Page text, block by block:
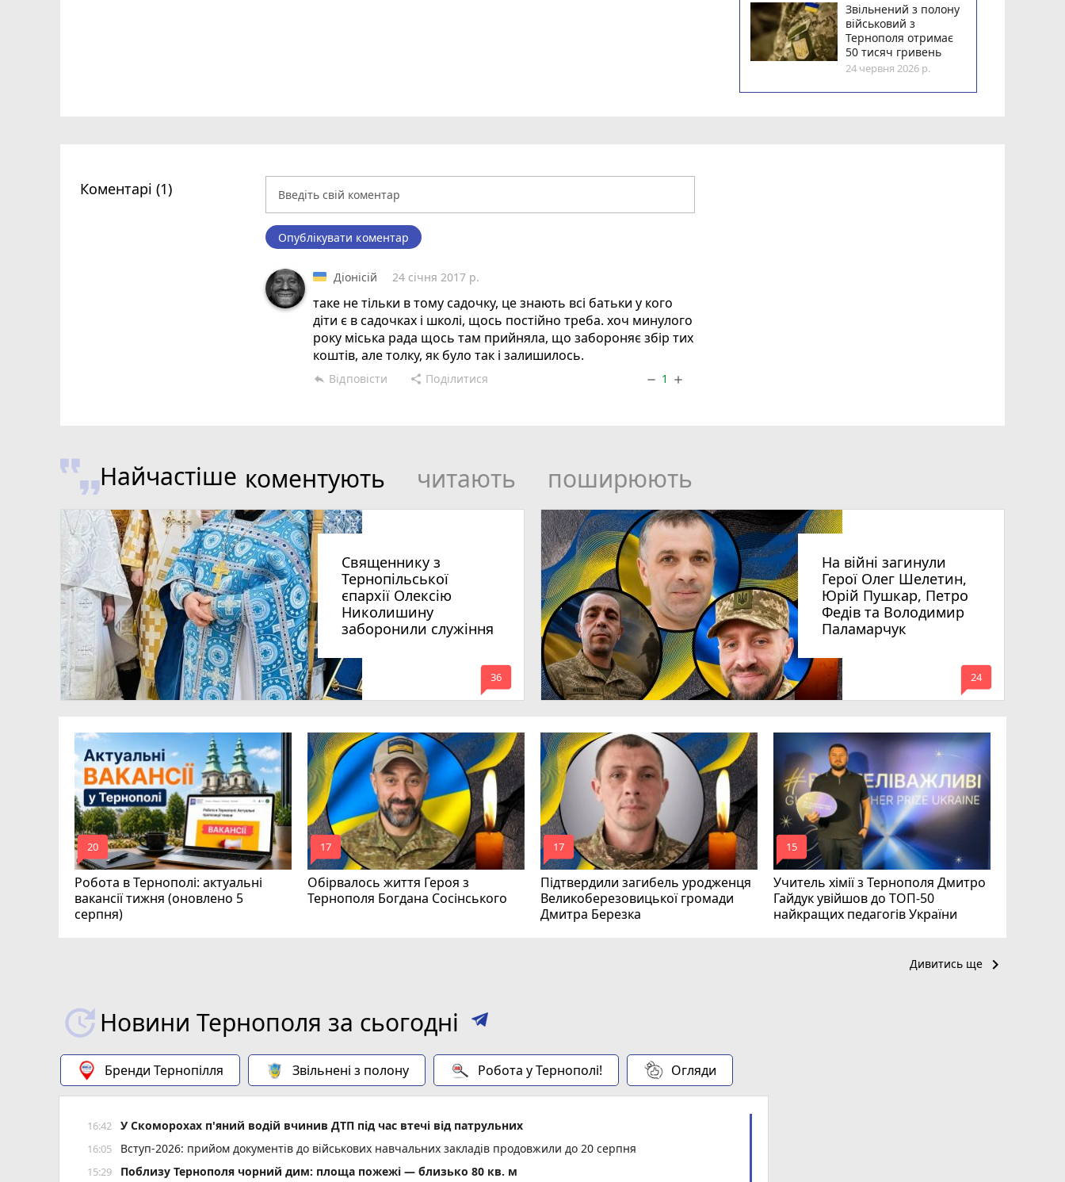
Звільнений з полону
військовий з
Тернополя отримає
50 тисяч гривень
24 червня 2026 р.
Коментарі (1)
Опублікувати коментар
Діонісій 24 січня 2017 р.
таке не тільки в тому садочку, це знають всі батьки у кого
діти є в садочках і школі, щось постійно треба. хоч минулого
року міська рада щось там прийняла, що забороняє збір тих
коштів, але толку, як було так і залишилось.
reply Відповісти share Поділитися remove 1 add
Найчастіше коментують читають поширюють
Священнику з
Тернопільської
єпархії Олексію
Николишину
заборонили служіння
mode_comment
36
На війні загинули
Герої Олег Шелетин,
Юрій Пушкар, Петро
Федів та Володимир
Паламарчук
mode_comment
24
Робота в Тернополі: актуальні
вакансії тижня (оновлено 5
серпня)
mode_comment
20
Обірвалось життя Героя з
Тернополя Богдана Сосінського
mode_comment
17
Підтвердили загибель уродженця
Великоберезовицької громади
Дмитра Березка
mode_comment
17
Учитель хімії з Тернополя Дмитро
Гайдук увійшов до ТОП-50
найкращих педагогів України
mode_comment
15
Дивитись ще keyboard_arrow_right
Новини Тернополя за сьогодні
Бренди Тернопілля Звільнені з полону Робота у Тернополі! Огляди
16:42 У Скоморохах п'яний водій вчинив ДТП під час втечі від патрульних
16:05 Вступ-2026: прийом документів до військових навчальних закладів продовжили до 20 серпня
15:29 Поблизу Тернополя чорний дим: площа пожежі — близько 80 кв. м